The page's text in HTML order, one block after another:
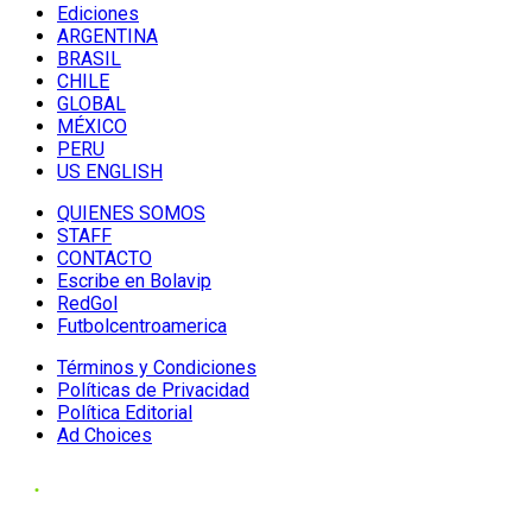
Ediciones
ARGENTINA
BRASIL
CHILE
GLOBAL
MÉXICO
PERU
US ENGLISH
QUIENES SOMOS
STAFF
CONTACTO
Escribe en Bolavip
RedGol
Futbolcentroamerica
Términos y Condiciones
Políticas de Privacidad
Política Editorial
Ad Choices